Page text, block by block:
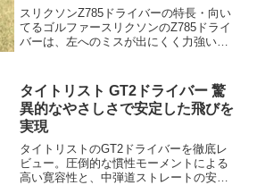
スリクソンZ785ドライバーの特長・向い
てるゴルファースリクソンのZ785ドライ
バーは、左へのミスが出にくく力強い弾
で、低スピンで曲がり幅が少ないドライ
バーです。中弾道...
タイトリスト GT2ドライバー 驚
異的なやさしさで安定した飛びを
実現
タイトリストのGT2ドライバーを徹底レ
ビュー。圧倒的な慣性モーメントによる
高い寛容性と、中弾道ストレートの安定